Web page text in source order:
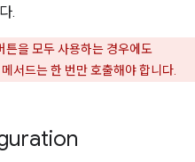
.
튼을 모두 사용하는 경우에도
메서드는 한 번만 호출해야 합니다.